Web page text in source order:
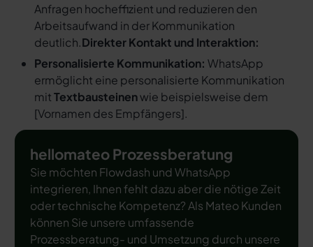
Anfragen hocheffizient und reduzieren den
Arbeitsaufwand in der Kommunikation
deutlich.Direkter Kontakt und Interaktion:
Personalisierte Kommunikation: WhatsApp
ermöglicht eine personalisierte Kommunikation
mitTextbausteinenwie beispielsweise dem
[Vornamen des Empfängers].
hellomateo Prozessberatung
Sie möchten Flowdash und WhatsApp
integrieren, Ihnen fehlt dazu aber die nötige Zeit
oder technische Kompetenz? Als Mateo Kunden
können Sie unsere umfassende
Prozessberatung- und Umsetzung durch unsere